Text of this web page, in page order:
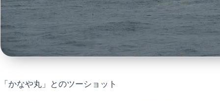
「かなや丸」とのツーショット